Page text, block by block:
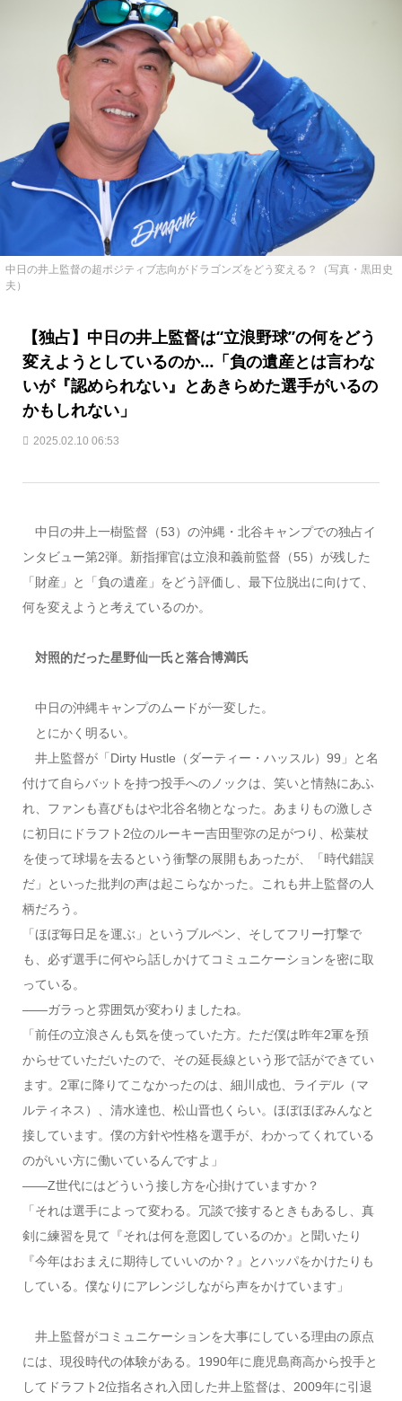
中日の井上監督の超ポジティブ志向がドラゴンズをどう変える？（写真・黒田史
夫）
【独占】中日の井上監督は“立浪野球”の何をどう
変えようとしているのか…「負の遺産とは言わな
いが『認められない』とあきらめた選手がいるの
かもしれない」
2025.02.10 06:53
中日の井上一樹監督（53）の沖縄・北谷キャンプでの独占イ
ンタビュー第2弾。新指揮官は立浪和義前監督（55）が残した
「財産」と「負の遺産」をどう評価し、最下位脱出に向けて、
何を変えようと考えているのか。
対照的だった星野仙一氏と落合博満氏
中日の沖縄キャンプのムードが一変した。
とにかく明るい。
井上監督が「Dirty Hustle（ダーティー・ハッスル）99」と名
付けて自らバットを持つ投手へのノックは、笑いと情熱にあふ
れ、ファンも喜びもはや北谷名物となった。あまりもの激しさ
に初日にドラフト2位のルーキー吉田聖弥の足がつり、松葉杖
を使って球場を去るという衝撃の展開もあったが、「時代錯誤
だ」といった批判の声は起こらなかった。これも井上監督の人
柄だろう。
「ほぼ毎日足を運ぶ」というブルペン、そしてフリー打撃で
も、必ず選手に何やら話しかけてコミュニケーションを密に取
っている。
――ガラっと雰囲気が変わりましたね。
「前任の立浪さんも気を使っていた方。ただ僕は昨年2軍を預
からせていただいたので、その延長線という形で話ができてい
ます。2軍に降りてこなかったのは、細川成也、ライデル（マ
ルティネス）、清水達也、松山晋也くらい。ほぼほぼみんなと
接しています。僕の方針や性格を選手が、わかってくれている
のがいい方に働いているんですよ」
――Z世代にはどういう接し方を心掛けていますか？
「それは選手によって変わる。冗談で接するときもあるし、真
剣に練習を見て『それは何を意図しているのか』と聞いたり
『今年はおまえに期待していいのか？』とハッパをかけたりも
している。僕なりにアレンジしながら声をかけています」
井上監督がコミュニケーションを大事にしている理由の原点
には、現役時代の体験がある。1990年に鹿児島商高から投手と
してドラフト2位指名され入団した井上監督は、2009年に引退